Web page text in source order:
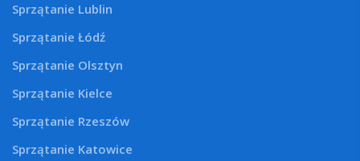
Sprzątanie Lublin
Sprzątanie Łódź
Sprzątanie Olsztyn
Sprzątanie Kielce
Sprzątanie Rzeszów
Sprzątanie Katowice